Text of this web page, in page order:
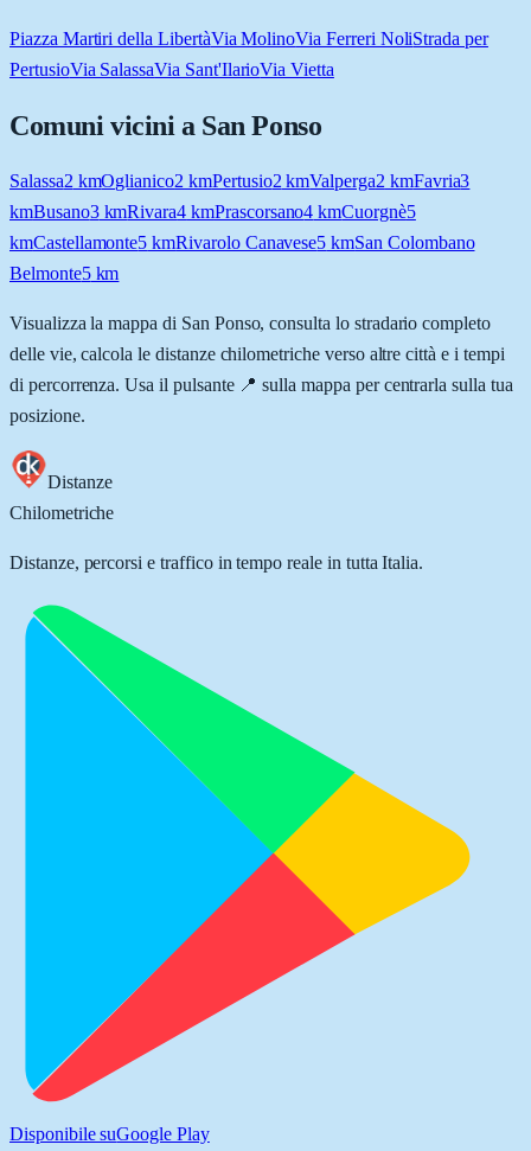
Piazza Martiri della LibertàVia MolinoVia Ferreri NoliStrada per
PertusioVia SalassaVia Sant'IlarioVia Vietta
Comuni vicini a San Ponso
Salassa2 kmOglianico2 kmPertusio2 kmValperga2 kmFavria3
kmBusano3kmRivara4 kmPrascorsano4 kmCuorgnè5
kmCastellamonte5 kmRivarolo Canavese5 kmSan Colombano
Belmonte5km
Visualizza la mappa di San Ponso, consulta lo stradario completo
delle vie, calcola le distanze chilometriche verso altre città e i tempi
di percorrenza. Usa il pulsante 📍 sulla mappa per centrarla sulla tua
posizione.
Distanze
Chilometriche
Distanze, percorsi e traffico in tempo reale in tutta Italia.
Disponibile suGoogle Play